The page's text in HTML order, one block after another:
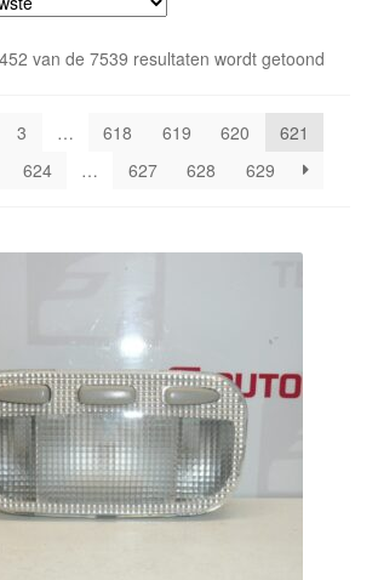
van de 7539 resultaten wordt getoond
3 … 618 619 620
621
624 … 627 628 629